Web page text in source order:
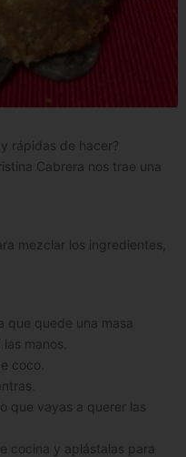
rápidas de hacer?
Cabrera nos trae una
mezclar los ingredientes,
que quede una masa
manos.
coco.
que vayas a querer las
cocina y aplástalas para